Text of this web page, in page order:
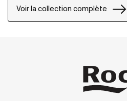
Voir la collection complète